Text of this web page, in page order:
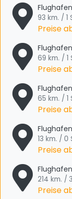
93 km. / 1
Preise
69 km. / 1
Preise
65 km. / 1
Preise
13 km. / 0
Preise
214 km. /
Preise